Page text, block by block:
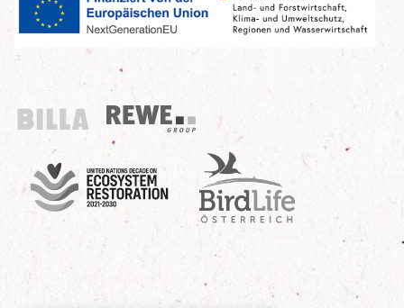
Billa
REWE Group
UN Decade
Birdlife